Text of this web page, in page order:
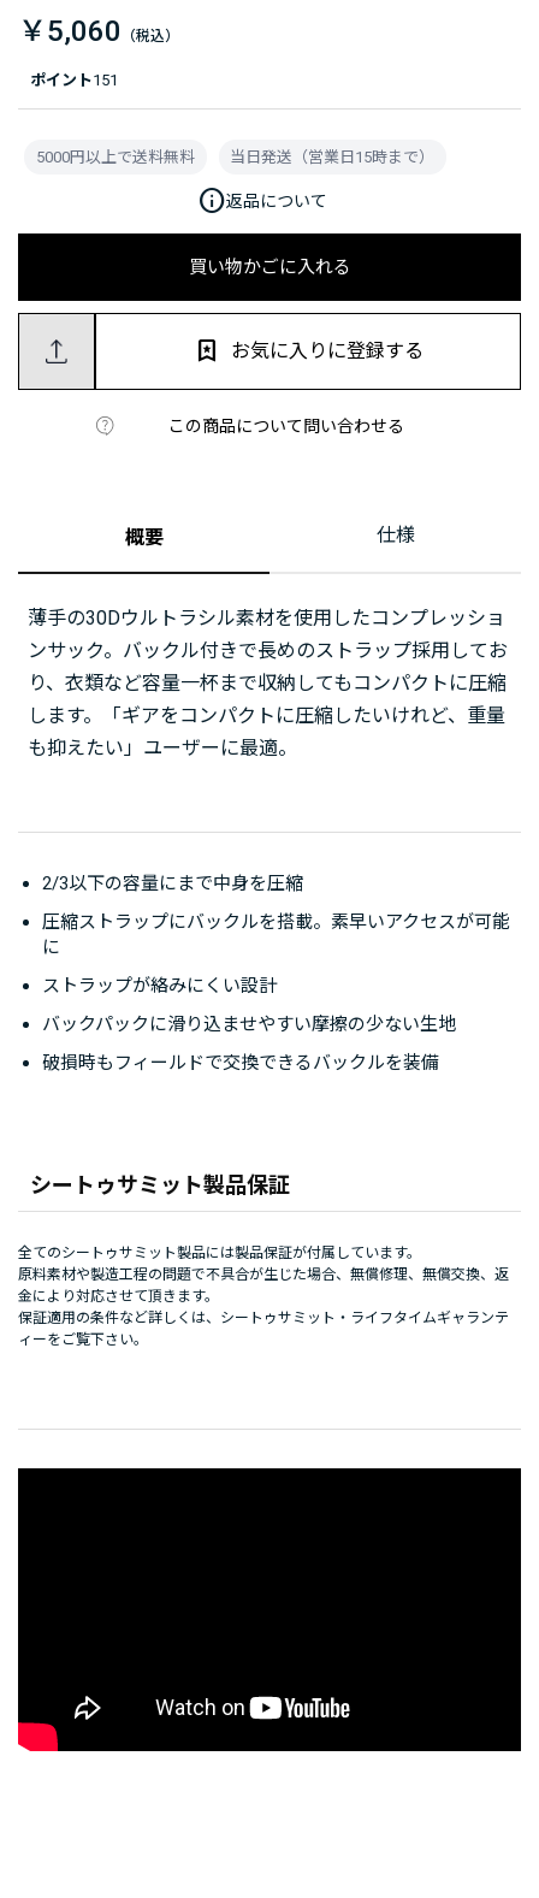
ポイント151
￥5,060
買い物かごに入れる
この商品について問い合わせる
お気に入りに登録する
5000円以上で送料無料 当日発送（営業日15時まで）
info返品について
概要 仕様
薄手の30Dウルトラシル素材を使用したコンプレッショ
ンサック。バックル付きで長めのストラップ採用してお
り、衣類など容量一杯まで収納してもコンパクトに圧縮
します。「ギアをコンパクトに圧縮したいけれど、重量
も抑えたい」ユーザーに最適。
シートゥサミット製品保証
全てのシートゥサミット製品には製品保証が付属しています。
原料素材や製造工程の問題で不具合が生じた場合、無償修理、無償交換、返
金により対応させて頂きます。
保証適用の条件など詳しくは、 シートゥサミット・ライフタイムギャランテ
ィーをご覧下さい。
2/3以下の容量にまで中身を圧縮
圧縮ストラップにバックルを搭載。素早いアクセスが可能
に
ストラップが絡みにくい設計
バックパックに滑り込ませやすい摩擦の少ない生地
破損時もフィールドで交換できるバックルを装備